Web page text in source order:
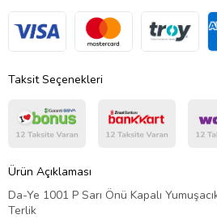
Taksit Seçenekleri
Ürün Açıklaması
Da-Ye 1001 P Sarı Önü Kapalı
Terlik